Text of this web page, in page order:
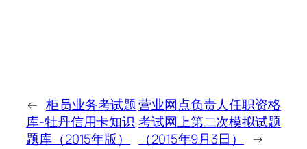
← 柜员业务考试题
库-牡丹信用卡知识
题库（2015年版）
营业网点负责人任职资格
考试网上第二次模拟试题
（2015年9月3日）
→